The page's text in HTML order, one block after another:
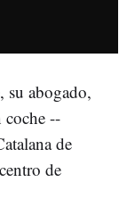
, su abogado,
coche --
de
de